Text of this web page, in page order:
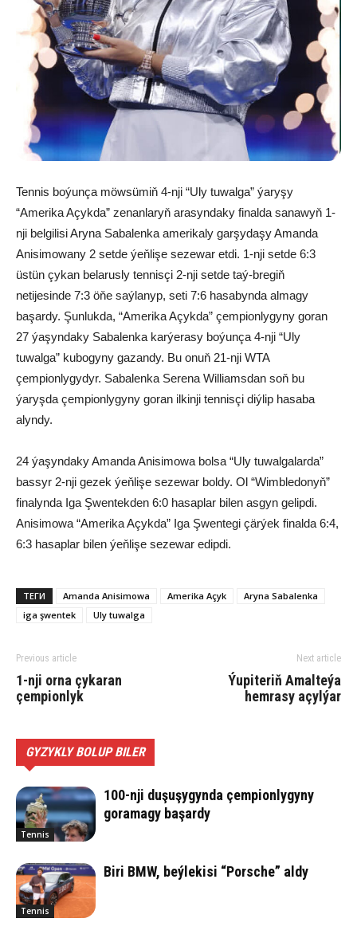
Tennis boýunça möwsümiň 4-nji “Uly tuwalga” ýaryşy
“Amerika Açykda” zenanlaryň arasyndaky finalda sanawyň 1-
nji belgilisi Aryna Sabalenka amerikaly garşydaşy Amanda
Anisimowany 2 setde ýeňlişe sezewar etdi. 1-nji setde 6:3
üstün çykan belarusly tennisçi 2-nji setde taý-bregiň
netijesinde 7:3 öňe saýlanyp, seti 7:6 hasabynda almagy
başardy. Şunlukda, “Amerika Açykda” çempionlygyny goran
27 ýaşyndaky Sabalenka karýerasy boýunça 4-nji “Uly
tuwalga” kubogyny gazandy. Bu onuň 21-nji WTA
çempionlygydyr. Sabalenka Serena Williamsdan soň bu
ýaryşda çempionlygyny goran ilkinji tennisçi diýlip hasaba
alyndy.
24 ýaşyndaky Amanda Anisimowa bolsa “Uly tuwalgalarda”
bassyr 2-nji gezek ýeňlişe sezewar boldy. Ol “Wimbledonyň”
finalynda Iga Şwentekden 6:0 hasaplar bilen asgyn gelipdi.
Anisimowa “Amerika Açykda” Iga Şwentegi çärýek finalda 6:4,
6:3 hasaplar bilen ýeňlişe sezewar edipdi.
ТЕГИ Amanda Anisimowa Amerika Açyk
Aryna Sabalenka
iga şwentek
Uly tuwalga
Previous article
1-nji orna çykaran
çempionlyk
Next article
Ýupiteriň Amalteýa
hemrasy açylýar
GYZYKLY BOLUP BILER
Tennis
100-nji duşuşygynda çempionlygyny
goramagy başardy
Tennis
Biri BMW, beýlekisi “Porsche” aldy